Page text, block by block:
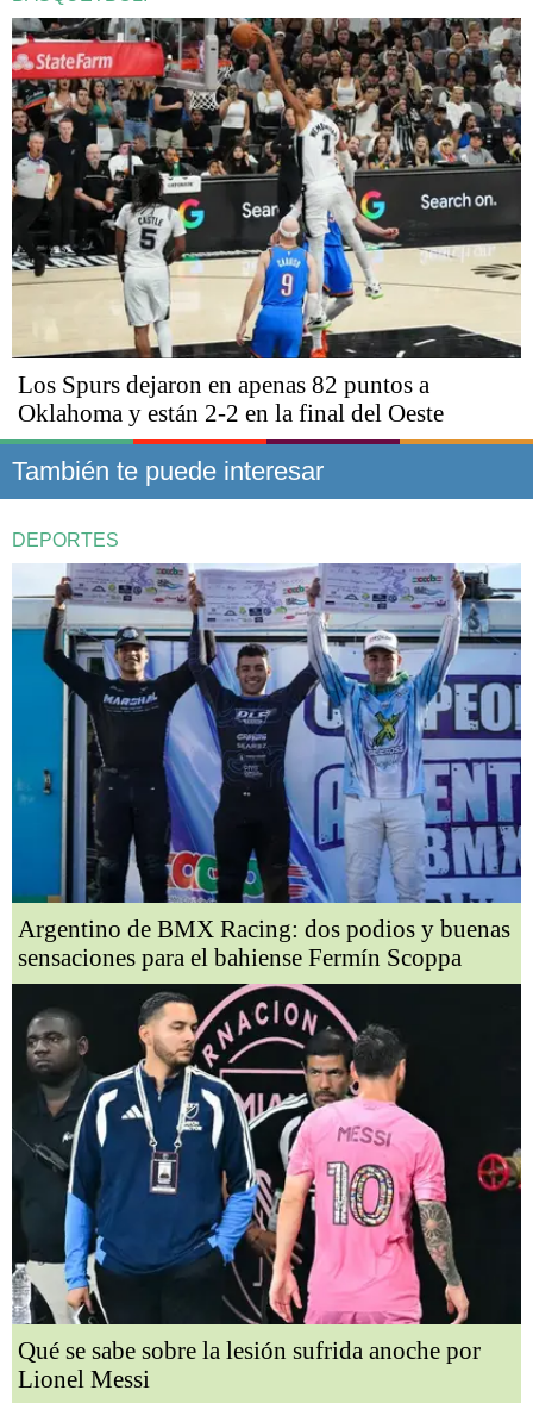
Los Spurs dejaron en apenas 82 puntos a
Oklahoma y están 2-2 en la final del Oeste
También te puede interesar
DEPORTES
Argentino de BMX Racing: dos podios y buenas
sensaciones para el bahiense Fermín Scoppa
Qué se sabe sobre la lesión sufrida anoche por
Lionel Messi